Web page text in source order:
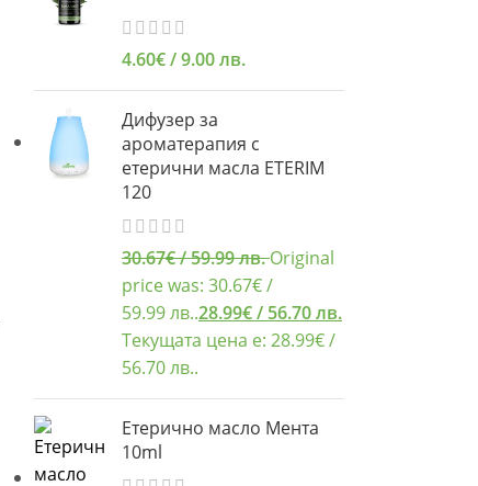
4.60€/ 9.00 лв.
Дифузер за
ароматерапия с
етерични масла ETERIM
120
30.67€/ 59.99 лв.Original
price was: 30.67€ /
59.99 лв..28.99€/ 56.70 лв.
Текущата цена е: 28.99€ /
56.70 лв..
Етерично масло Мента
10ml